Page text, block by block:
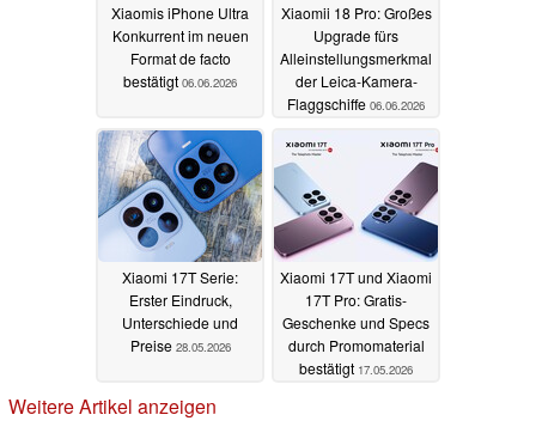
Xiaomis iPhone Ultra
Konkurrent im neuen
Format de facto
bestätigt 06.06.2026
Xiaomii 18 Pro: Großes
Upgrade fürs
Alleinstellungsmerkmal
der Leica-Kamera-
Flaggschiffe 06.06.2026
Xiaomi 17T Serie:
Erster Eindruck,
Unterschiede und
Preise 28.05.2026
Xiaomi 17T und Xiaomi
17T Pro: Gratis-
Geschenke und Specs
durch Promomaterial
bestätigt 17.05.2026
Weitere Artikel anzeigen